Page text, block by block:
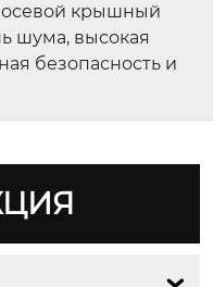
осевой крышный
шума, высокая
безопасность и